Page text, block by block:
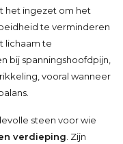
het ingezet om het
te verminderen
lichaam te
bij spanningshoofdpijn,
vooral wanneer
steen voor wie
verdieping . Zijn